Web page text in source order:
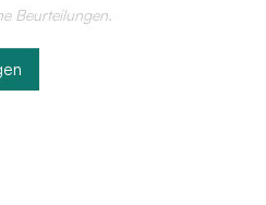
Beurteilungen.